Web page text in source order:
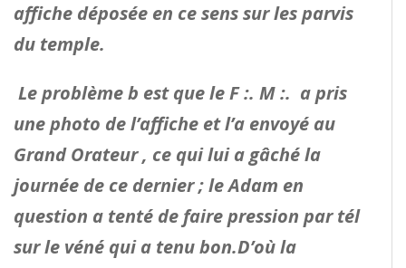
affiche déposée en ce sens sur les parvis
du temple.
Le problème b est que le F :. M :. a pris
une photo de l’affiche et l’a envoyé au
Grand Orateur , ce qui lui a gâché la
journée de ce dernier ; le Adam en
question a tenté de faire pression par tél
sur le véné qui a tenu bon.D’où la